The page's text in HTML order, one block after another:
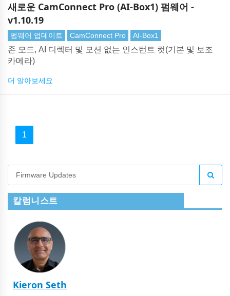
새로운 CamConnect Pro (AI-Box1) 펌웨어 -
v1.10.19
펌웨어 업데이트 CamConnect Pro AI-Box1
존 모드, AI 디렉터 및 모션 없는 인스턴트 컷(기본 및 보조
카메라)
더 알아보세요
1
칼럼니스트
Kieron Seth